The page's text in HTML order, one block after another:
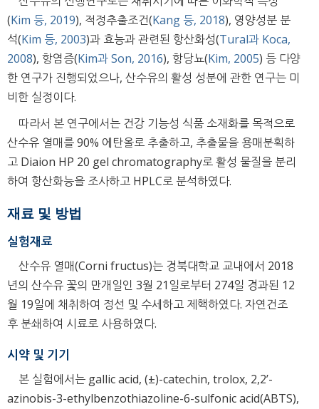
(Kim 등, 2019), 적정추출조건(Kang 등, 2018), 영양성분 분
석(Kim 등, 2003)과 효능과 관련된 항산화성(Tural과 Koca,
2008), 항염증(Kim과 Son, 2016), 항당뇨(Kim, 2005) 등 다양
한 연구가 진행되었으나, 산수유의 활성 성분에 관한 연구는 미
비한 실정이다.
따라서 본 연구에서는 건강 기능성 식품 소재화를 목적으로
산수유 열매를 90% 에탄올로 추출하고, 추출물을 용매분획하
고 Diaion HP 20 gel chromatography로 활성 물질을 분리
하여 항산화능을 조사하고 HPLC로 분석하였다.
재료 및 방법
실험재료
산수유 열매(Corni fructus)는 경북대학교 교내에서 2018
년의 산수유 꽃의 만개일인 3월 21일로부터 274일 경과된 12
월 19일에 채취하여 정선 및 수세하고 제핵하였다. 자연건조
후 분쇄하여 시료로 사용하였다.
시약 및 기기
본 실험에서는 gallic acid, (±)-catechin, trolox, 2,2’-
azinobis-3-ethylbenzothiazoline-6-sulfonic acid(ABTS),